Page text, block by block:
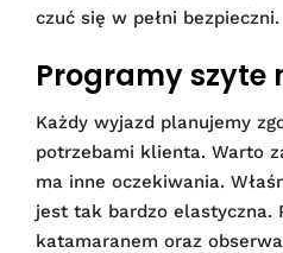
czuć się w pełni bezpieczni.
Programy szyte
Każdy wyjazd planujemy
potrzebami klienta. Warto
ma inne oczekiwania.
jest tak bardzo elastyczna.
katamaranem oraz